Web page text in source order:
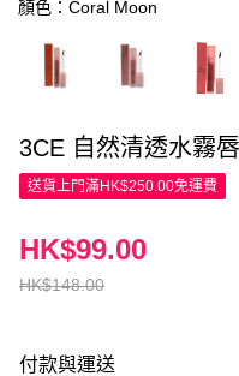
顏色：Coral Moon
送貨上門滿HK$250.00免運費
HK$148.00
HK$99.00
付款與運送